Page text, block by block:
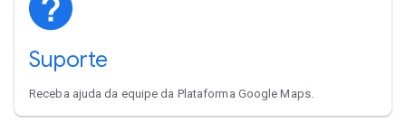
Suporte
Receba ajuda da equipe da Plataforma Google Maps.